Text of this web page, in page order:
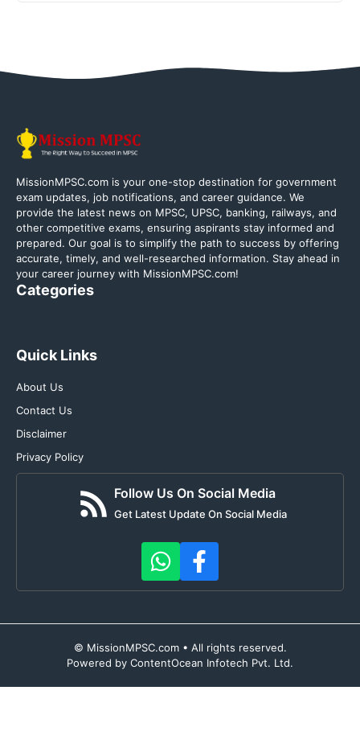
MissionMPSC.com is your one-stop destination for government
exam updates, job notifications, and career guidance. We
provide the latest news on MPSC, UPSC, banking, railways, and
other competitive exams, ensuring aspirants stay informed and
prepared. Our goal is to simplify the path to success by offering
accurate, timely, and well-researched information. Stay ahead in
your career journey with MissionMPSC.com!
Categories
Quick Links
About Us
Contact Us
Disclaimer
Privacy Policy
Follow Us On Social Media
Get Latest Update On Social Media
© MissionMPSC.com • All rights reserved.
Powered by ContentOcean Infotech Pvt. Ltd.